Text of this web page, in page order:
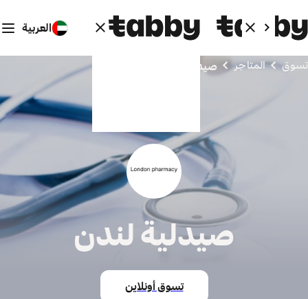
العربية
تسوق المتاجر صيدلية لندن
صيدلية لندن
تسوق أونلاين